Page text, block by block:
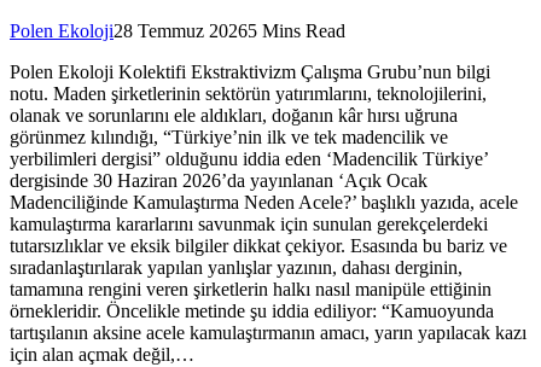
Polen Ekoloji28 Temmuz 20265 Mins Read
Polen Ekoloji Kolektifi Ekstraktivizm Çalışma Grubu’nun bilgi
notu. Maden şirketlerinin sektörün yatırımlarını, teknolojilerini,
olanak ve sorunlarını ele aldıkları, doğanın kâr hırsı uğruna
görünmez kılındığı, “Türkiye’nin ilk ve tek madencilik ve
yerbilimleri dergisi” olduğunu iddia eden ‘Madencilik Türkiye’
dergisinde 30 Haziran 2026’da yayınlanan ‘Açık Ocak
Madenciliğinde Kamulaştırma Neden Acele?’ başlıklı yazıda, acele
kamulaştırma kararlarını savunmak için sunulan gerekçelerdeki
tutarsızlıklar ve eksik bilgiler dikkat çekiyor. Esasında bu bariz ve
sıradanlaştırılarak yapılan yanlışlar yazının, dahası derginin,
tamamına rengini veren şirketlerin halkı nasıl manipüle ettiğinin
örnekleridir. Öncelikle metinde şu iddia ediliyor: “Kamuoyunda
tartışılanın aksine acele kamulaştırmanın amacı, yarın yapılacak kazı
için alan açmak değil,…